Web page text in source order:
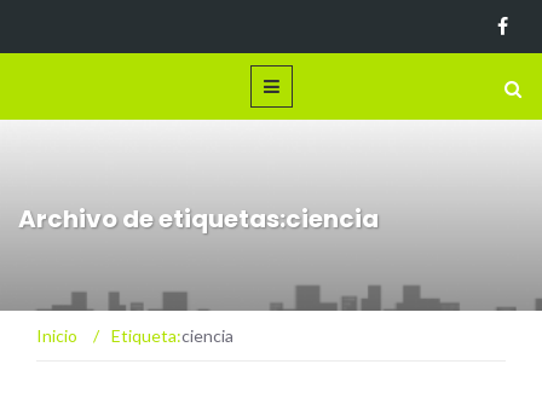
Archivo de etiquetas:ciencia
Inicio / Etiqueta:ciencia